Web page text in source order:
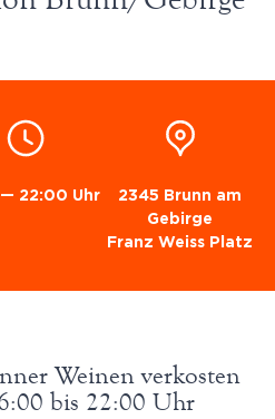
22:00 Uhr
2345 Brunn am
Gebirge
Franz Weiss Platz
Weinen verkosten
bis 22:00 Uhr